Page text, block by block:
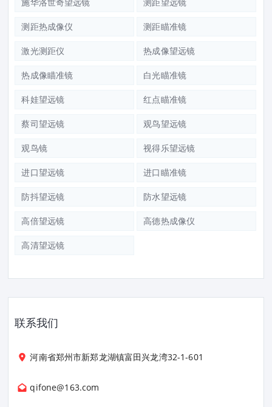
测距热成像仪 测距瞄准镜
激光测距仪 热成像望远镜
热成像瞄准镜 白光瞄准镜
科娃望远镜 红点瞄准镜
蔡司望远镜 观鸟望远镜
观鸟镜 视得乐望远镜
进口望远镜 进口瞄准镜
防抖望远镜 防水望远镜
高倍望远镜 高德热成像仪
高清望远镜
联系我们
河南省郑州市新郑龙湖镇富田兴龙湾32-1-601
qifone@163.com